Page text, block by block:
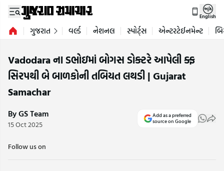
English
ગુજરાત વર્લ્ડ નેશનલ સ્પોર્ટ્સ એન્ટરટેઈનમેન્ટ
Vadodara ના ડભોઇમાં બોગસ ડોક્ટરે આપેલી ક્ફ
સિરપથી બે બાળકોની તબિયત લથડી | Gujarat
Samachar
By GS Team
15 Oct 2025
Add as a preferred
source on Google
Follow us on